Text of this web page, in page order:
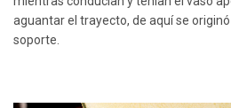
aguantar el trayecto, de aquí se
soporte.